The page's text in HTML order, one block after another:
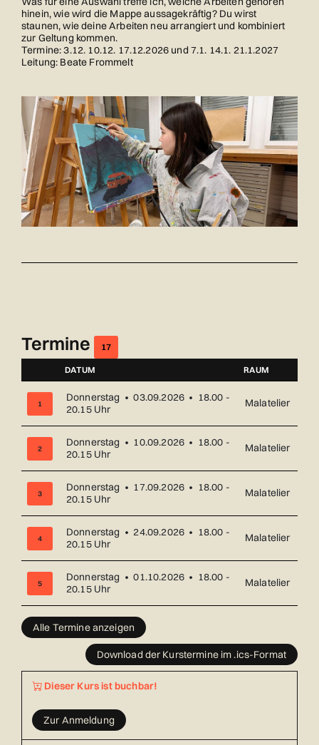
hinein, wie wird die Mappe aussagekräftig? Du wirst
staunen, wie deine Arbeiten neu arrangiert und kombiniert
zur Geltung kommen.
Termine: 3.12. 10.12. 17.12.2026 und 7.1. 14.1. 21.1.2027
Leitung: Beate Frommelt
Termine 17
NUMMERDATUM RAUM
1
Donnerstag • 03.09.2026 • 18.00 -
20.15 Uhr
Malatelier
2
Donnerstag • 10.09.2026 • 18.00 -
20.15 Uhr
Malatelier
3
Donnerstag • 17.09.2026 • 18.00 -
20.15 Uhr
Malatelier
4
Donnerstag • 24.09.2026 • 18.00 -
20.15 Uhr
Malatelier
5
Donnerstag • 01.10.2026 • 18.00 -
20.15 Uhr
Malatelier
Alle Termine anzeigen
Download der Kurstermine im .ics-Format
Dieser Kurs ist buchbar!
Zur Anmeldung